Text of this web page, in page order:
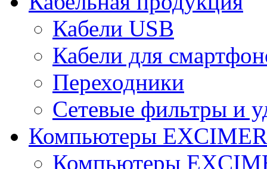
Кабели USB
Кабели для
Переходники
Сетевые фильтры и
Компьютеры
Компьютеры